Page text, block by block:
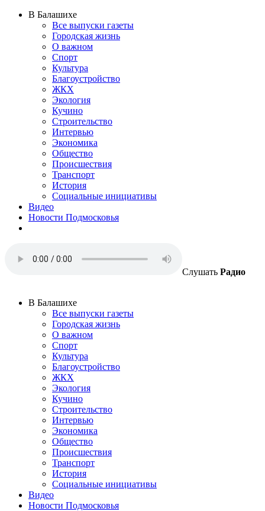
В Балашихе
Все выпуски газеты
Городская жизнь
О важном
Спорт
Культура
Благоустройство
ЖКХ
Экология
Кучино
Строительство
Интервью
Экономика
Общество
Происшествия
Транспорт
История
Социальные инициативы
Видео
Новости Подмосковья
Слушать Радио
В Балашихе
Все выпуски газеты
Городская жизнь
О важном
Спорт
Культура
Благоустройство
ЖКХ
Экология
Кучино
Строительство
Интервью
Экономика
Общество
Происшествия
Транспорт
История
Социальные инициативы
Видео
Новости Подмосковья